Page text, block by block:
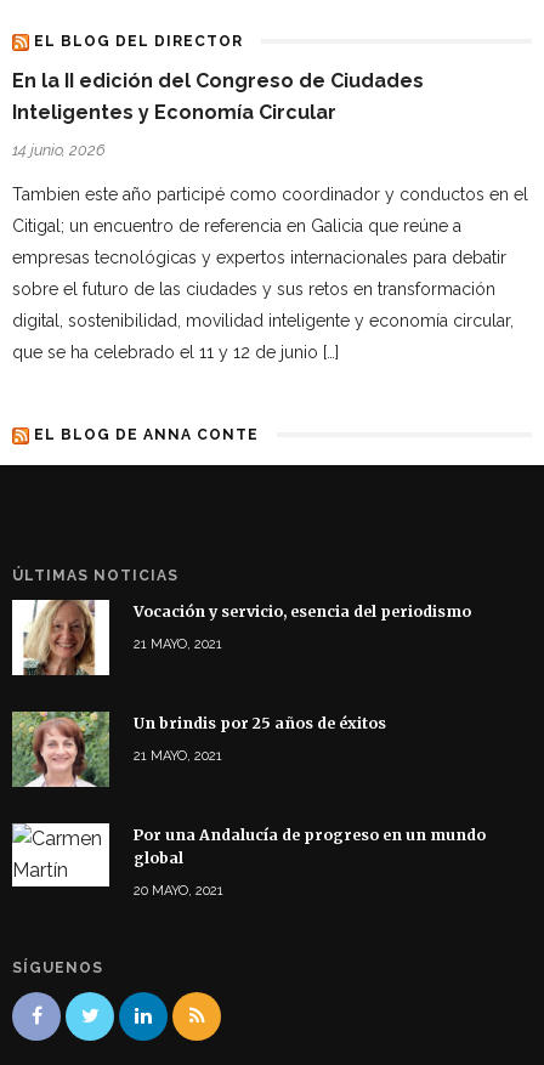
EL BLOG DEL DIRECTOR
En la II edición del Congreso de Ciudades
Inteligentes y Economía Circular
14 junio, 2026
Tambien este año participé como coordinador y conductos en el
Citigal; un encuentro de referencia en Galicia que reúne a
empresas tecnológicas y expertos internacionales para debatir
sobre el futuro de las ciudades y sus retos en transformación
digital, sostenibilidad, movilidad inteligente y economía circular,
que se ha celebrado el 11 y 12 de junio […]
EL BLOG DE ANNA CONTE
ÚLTIMAS NOTICIAS
Vocación y servicio, esencia del periodismo
21 MAYO, 2021
Un brindis por 25 años de éxitos
21 MAYO, 2021
Por una Andalucía de progreso en un mundo
global
20 MAYO, 2021
SÍGUENOS